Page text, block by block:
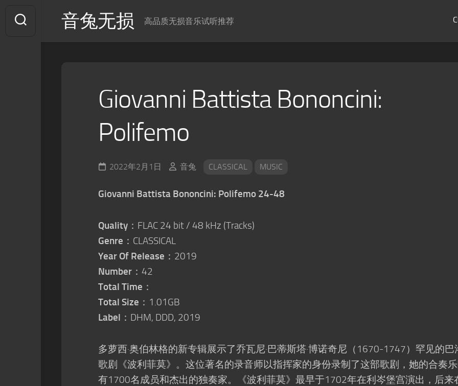
content
音兔无损 高品质无损音乐试听推荐
Giovanni Battista Bononcini:
Polifemo
2022年2月1日 音兔 CLASSICAL MUSIC
Giovanni Battista Bononcini: Polifemo 24-48
Quality ：FLAC 24 bit / 48 kHz (Tracks)
Genre ：CLASSICAL
Year Of Release ：2019
Number ：42
Total Time ：
Total Size ：1.01GB
Label ：DHM, DDD, 2019
多萝西·奥伯林格的新专辑展示了乔瓦尼·巴蒂斯塔·博诺奇尼（1670-1747）罕见的巴
歌剧《波利菲莫》。这位著名的录音师以指挥家的身份录制了这部歌剧，她的合奏
有1700名成员和杰出的独奏家。《波利菲莫》最早于1702年在利岑堡宫演出，后来